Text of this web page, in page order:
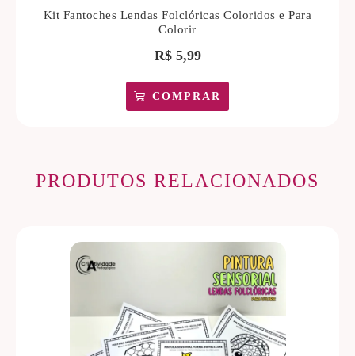
Kit Fantoches Lendas Folclóricas Coloridos e Para
Colorir
R$5,99
COMPRAR
PRODUTOS RELACIONADOS